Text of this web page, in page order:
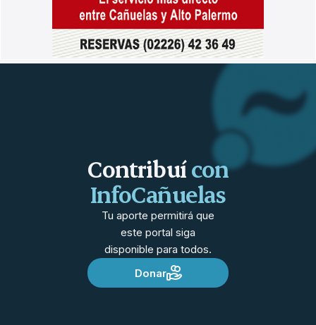
Contribuícon
InfoCañuelas
Tu aporte permitirá que
este portal siga
disponible para todos.
Donar